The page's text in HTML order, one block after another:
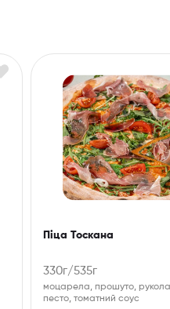
Піца Тоскана
330г/535г
моцарела, прошуто,
песто, томатний соус